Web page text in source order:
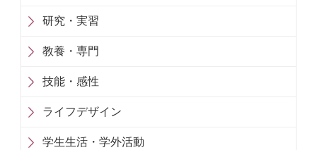
研究・実習
教養・専門
技能・感性
ライフデザイン
学生生活・学外活動